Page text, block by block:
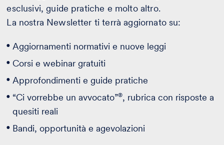
esclusivi, guide pratiche e molto altro.
La nostra Newsletter ti terrà aggiornato su:
Aggiornamenti normativi e nuove leggi
Corsi e webinar gratuiti
Approfondimenti e guide pratiche
“Ci vorrebbe un avvocato”®, rubrica con risposte a
quesiti reali
Bandi, opportunità e agevolazioni